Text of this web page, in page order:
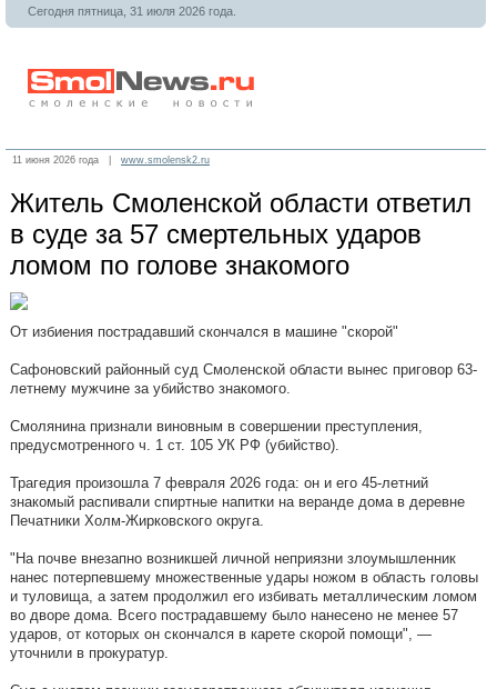
Сегодня пятница, 31 июля 2026 года.
11 июня 2026 года | www.smolensk2.ru
Житель Смоленской области ответил
в суде за 57 смертельных ударов
ломом по голове знакомого
От избиения пострадавший скончался в машине "скорой"
Сафоновский районный суд Смоленской области вынес приговор 63-
летнему мужчине за убийство знакомого.
Смолянина признали виновным в совершении преступления,
предусмотренного ч. 1 ст. 105 УК РФ (убийство).
Трагедия произошла 7 февраля 2026 года: он и его 45-летний
знакомый распивали спиртные напитки на веранде дома в деревне
Печатники Холм-Жирковского округа.
"На почве внезапно возникшей личной неприязни злоумышленник
нанес потерпевшему множественные удары ножом в область головы
и туловища, а затем продолжил его избивать металлическим ломом
во дворе дома. Всего пострадавшему было нанесено не менее 57
ударов, от которых он скончался в карете скорой помощи", —
уточнили в прокуратур.